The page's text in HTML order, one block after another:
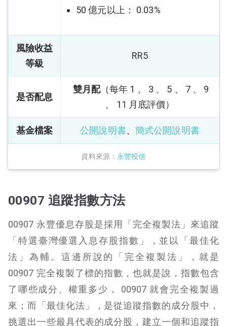
資料來源： 永豐投信
50 億元以上： 0.03%
風險收益
等級
RR5
是否配息
雙月配（每年 1 、 3 、 5 、 7 、 9
、 11 月底評價）
基金檔案 公開說明書、 簡式公開說明書
00907 追蹤指數方法
00907 永豐優息存股是採用「完全複製法」來追蹤
「特選臺灣優選入息存股指數」，並以「最佳化
法」為輔。這邊所說的「完全複製法」，就是
00907 完全複製了標的指數，也就是說，指數包含
了哪些成分、權重多少， 00907 就會完全複製過
來；而「最佳化法」，是從追蹤指數的成分股中，
挑選出一些最具代表的成分股，建立一個和追蹤指